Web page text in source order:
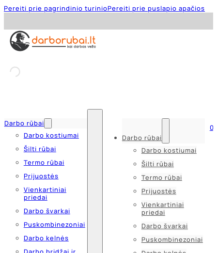
Pereiti prie pagrindinio turinioPereiti prie puslapio apačios
Darbo rūbai
Darbo kostiumai
Šilti rūbai
Termo rūbai
Prijuostės
Vienkartiniai
priedai
Darbo švarkai
Puskombinezoniai
Darbo kelnės
Darbo rūbai
Darbo kostiumai
Šilti rūbai
Termo rūbai
Prijuostės
Vienkartiniai
priedai
Darbo švarkai
Puskombinezoniai
0